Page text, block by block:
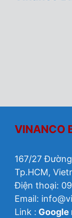
VINANCO
167/27
Tp.HCM,
Điện thoại:
Email:
Link : Google